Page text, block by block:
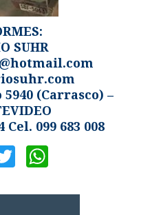
SUHR
(Carrasco) –
Cel. 099 683 008
Twitter